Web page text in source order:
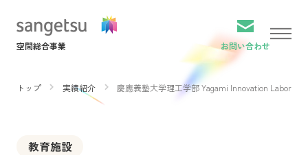
空間総合事業 お問い合わせ
トップ 実績紹介 慶應義塾大学理工学部 Yagami Innovation
教育施設